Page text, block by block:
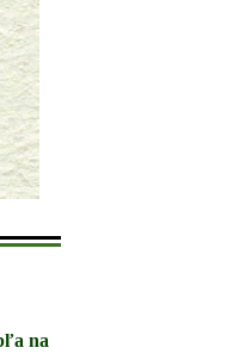
na